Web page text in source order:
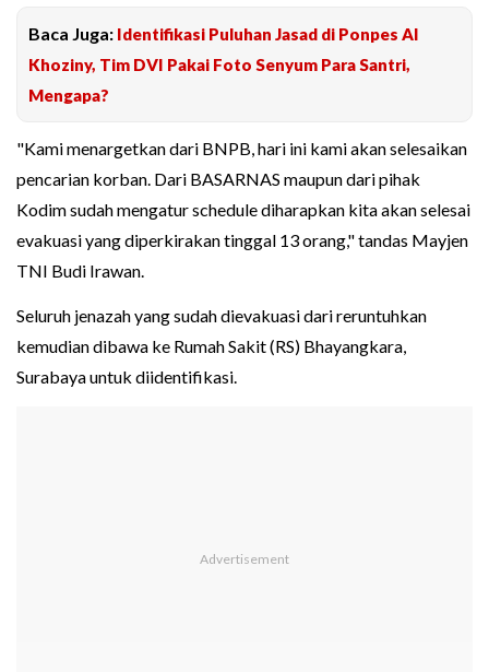
Baca Juga: Identifikasi Puluhan Jasad di Ponpes Al
Khoziny, Tim DVI Pakai Foto Senyum Para Santri,
Mengapa?
"Kami menargetkan dari BNPB, hari ini kami akan selesaikan
pencarian korban. Dari BASARNAS maupun dari pihak
Kodim sudah mengatur schedule diharapkan kita akan selesai
evakuasi yang diperkirakan tinggal 13 orang," tandas Mayjen
TNI Budi Irawan.
Seluruh jenazah yang sudah dievakuasi dari reruntuhkan
kemudian dibawa ke Rumah Sakit (RS) Bhayangkara,
Surabaya untuk diidentifikasi.